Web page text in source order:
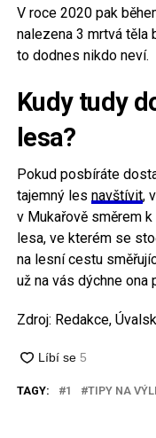
V roce 2020 pak
nalezena 3 mrtvá těla
to dodnes nikdo neví.
Kudy tudy
lesa?
Pokud posbíráte
tajemný les navštívit,
v Mukařově směrem
lesa, ve kterém se
na lesní cestu
už na vás dýchne ona
Zdroj: Redakce,
TAGY: 1 TIPY NA